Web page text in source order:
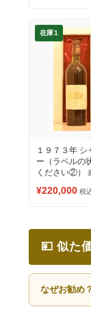
在庫1
１９７３年
ー（ラベルの
ください②）
¥220,000 税
💴 似た
なぜお勧め？